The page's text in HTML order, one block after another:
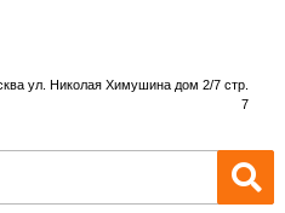
ул. Николая Химушина дом 2/7 стр.
7